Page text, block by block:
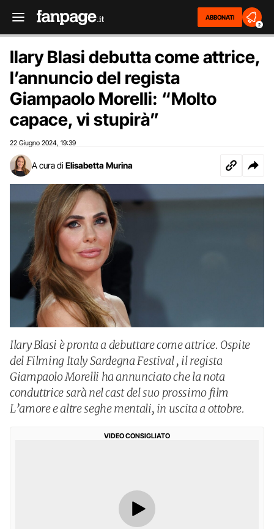
ABBONATI
2
Ilary Blasi debutta come attrice,
l’annuncio del regista
Giampaolo Morelli: “Molto
capace, vi stupirà”
22 Giugno 2024 19:39
A cura di Elisabetta Murina
Ilary Blasi è pronta a debuttare come attrice. Ospite
del Filming Italy Sardegna Festival , il regista
Giampaolo Morelli ha annunciato che la nota
conduttrice sarà nel cast del suo prossimo film
L’amore e altre seghe mentali, in uscita a ottobre.
VIDEO CONSIGLIATO